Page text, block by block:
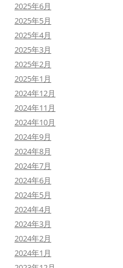
2025年6月
2025年5月
2025年4月
2025年3月
2025年2月
2025年1月
2024年12月
2024年11月
2024年10月
2024年9月
2024年8月
2024年7月
2024年6月
2024年5月
2024年4月
2024年3月
2024年2月
2024年1月